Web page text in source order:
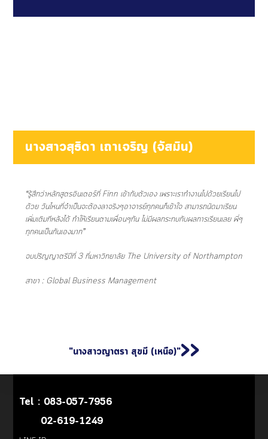
นางสาวสุธิดา เถาเจริญ (จัสมิน)
“รู้สึกว่าหลักสูตรอินเตอร์ที่ Finn เข้ากับตัวเอง เพราะเราทำงานไปด้วยเรียนไป
ด้วย วันไหนที่จำเป็นจะต้องลาจริงๆอาจารย์ทุกคนก็เข้าใจ สามารถนัดมาเรียน
เพิ่มเติมทีหลังได้ ทำให้เรียนตามเพื่อนๆทัน ไม่มีผลกระทบกับผลการเรียนเลย พี่ๆ
ทุกคนเป็นกันเองมาก”
จบปริญญาตรีปีที่ 3 ที่มหาวิทยาลัย The University of Northampton
สาขา : Global Business Management
"นางสาวญาตรา สุขมี (เหนือ)">>
Tel : 083-057-7956
02-619-1249